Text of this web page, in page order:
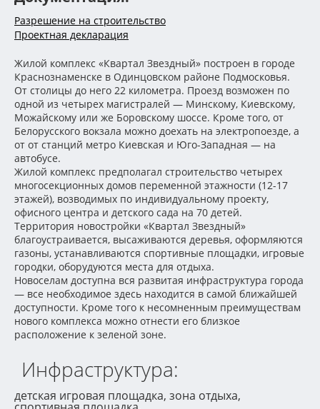
Разрешение на строительство
Проектная декларация
Жилой комплекс «Квартал Звездный» построен в городе
Краснознаменске в Одинцовском районе Подмосковья.
От столицы до него 22 километра. Проезд возможен по
одной из четырех магистралей — Минскому, Киевскому,
Можайскому или же Боровскому шоссе. Кроме того, от
Белорусского вокзала можно доехать на электропоезде, а
от от станций метро Киевская и Юго-Западная — на
автобусе.
Жилой комплекс предполагал строительство четырех
многосекционных домов переменной этажности (12-17
этажей), возводимых по индивидуальному проекту,
офисного центра и детского сада на 70 детей.
Территория новостройки «Квартал Звездный»
благоустраивается, высаживаются деревья, оформляются
газоны, устанавливаются спортивные площадки, игровые
городки, оборудуются места для отдыха.
Новоселам доступна вся развитая инфраструктура города
— все необходимое здесь находится в самой ближайшей
доступности. Кроме того к несомненным преимуществам
нового комплекса можно отнести его близкое
расположение к зеленой зоне.
Инфраструктура:
детская игровая площадка, зона отдыха,